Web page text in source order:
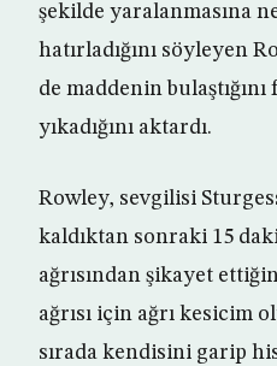
şekilde yaralanmasına
hatırladığını söyleyen
de maddenin
yıkadığını aktardı.
Rowley, sevgilisi
kaldıktan sonraki 15
ağrısından şikayet
ağrısı için ağrı kesicim
sırada kendisini garip